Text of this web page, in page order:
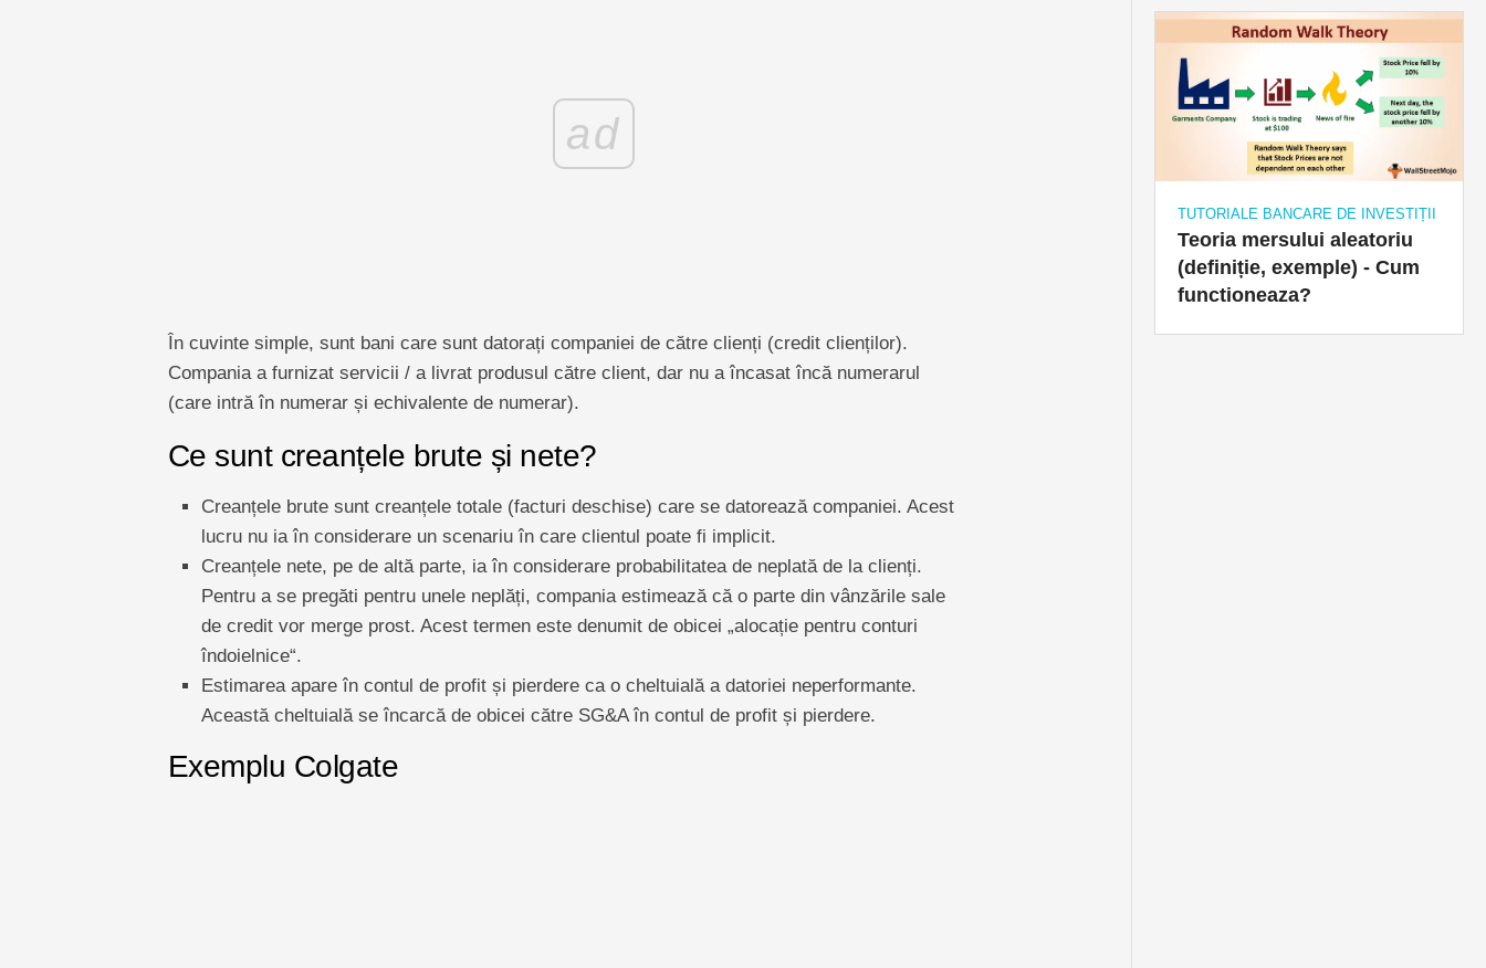
ad
În cuvinte simple, sunt bani care sunt datorați companiei de către clienți (credit clienților).
Compania a furnizat servicii / a livrat produsul către client, dar nu a încasat încă numerarul
(care intră în numerar și echivalente de numerar).
Ce sunt creanțele brute și nete?
Creanțele brute sunt creanțele totale (facturi deschise) care se datorează companiei. Acest
lucru nu ia în considerare un scenariu în care clientul poate fi implicit.
Creanțele nete, pe de altă parte, ia în considerare probabilitatea de neplată de la clienți.
Pentru a se pregăti pentru unele neplăți, compania estimează că o parte din vânzările sale
de credit vor merge prost. Acest termen este denumit de obicei „alocație pentru conturi
îndoielnice“.
Estimarea apare în contul de profit și pierdere ca o cheltuială a datoriei neperformante.
Această cheltuială se încarcă de obicei către SG&A în contul de profit și pierdere.
Exemplu Colgate
TUTORIALE BANCARE DE INVESTIȚII
Teoria mersului aleatoriu
(definiție, exemple) - Cum
functioneaza?